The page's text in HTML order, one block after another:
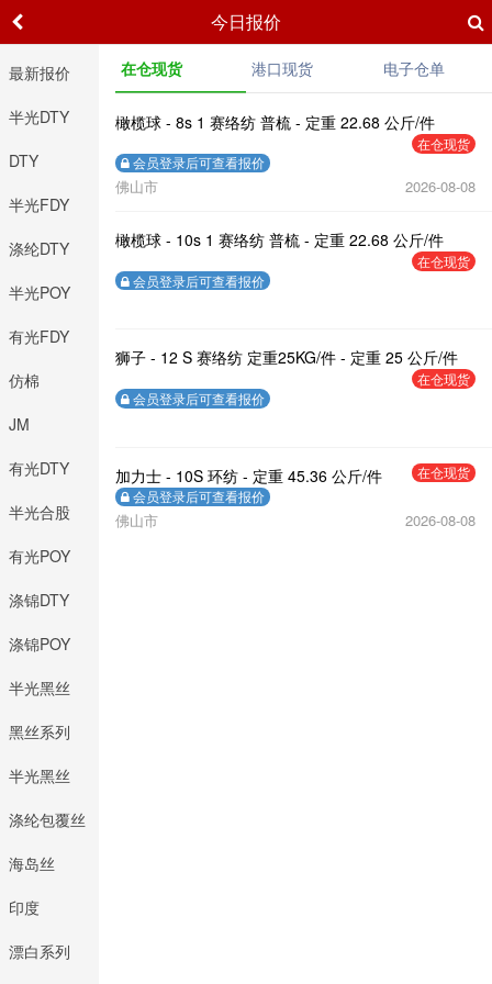
今日报价
最新报价
半光DTY
DTY
半光FDY
涤纶DTY
半光POY
有光FDY
仿棉
JM
有光DTY
半光合股
DTY
有光POY
涤锦DTY
涤锦POY
半光黑丝
DTY
黑丝系列
半光黑丝
FDY
涤纶包覆丝
海岛丝
印度
漂白系列
在仓现货 港口现货 电子仓单
橄榄球 - 8s 1 赛络纺 普梳 - 定重 22.68 公斤/件
在仓现货
会员登录后可查看报价
佛山市 2026-08-08
橄榄球 - 10s 1 赛络纺 普梳 - 定重 22.68 公斤/件
在仓现货
会员登录后可查看报价
狮子 - 12 S 赛络纺 定重25KG/件 - 定重 25 公斤/件
在仓现货
会员登录后可查看报价
加力士 - 10S 环纺 - 定重 45.36 公斤/件
在仓现货
会员登录后可查看报价
佛山市 2026-08-08